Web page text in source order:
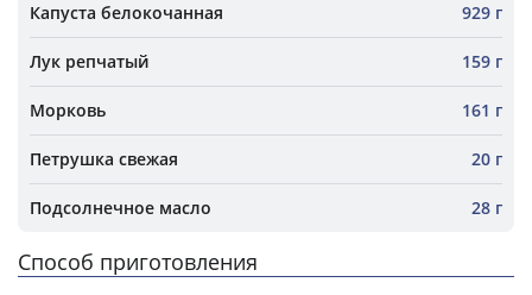
Капуста белокочанная 929 г
Лук репчатый 159 г
Морковь 161 г
Петрушка свежая 20 г
Подсолнечное масло 28 г
Способ приготовления